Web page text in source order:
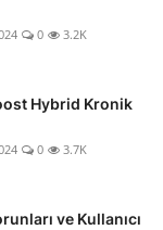
0 3.2K
Hybrid Kronik
0 3.7K
ve Kullanıcı